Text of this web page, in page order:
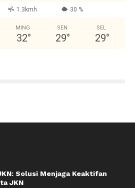
1.3kmh 30 %
MING
32°
SEN
29°
SEL
29°
Solusi Menjaga Keaktifan
JKN